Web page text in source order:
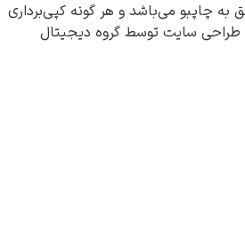
می‌باشد و هر گونه کپی‌برداری
توسطگروه دیجیتال